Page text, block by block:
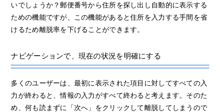
いでしょうか？郵便番号から住所を探し出し自動的に表示する
ための機能ですが、この機能があると住所を入力する手間を省
けるため離脱率を下げることができます。
ナビゲーションで、現在の状況を明確にする
多くのユーザーは、最初に表示された項目に対してすべての入
力が終わると、情報の入力がすべて終わると考えます。そのた
め、何も読まずに「次へ」をクリックして離脱してしまうので